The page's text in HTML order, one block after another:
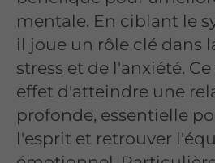
mentale. En ciblant le
il joue un rôle clé dans
stress et de l'anxiété.
effet d'atteindre une
profonde, essentielle
l'esprit et retrouver